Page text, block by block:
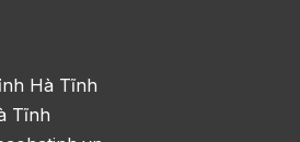
Hà Tĩnh
Tĩnh